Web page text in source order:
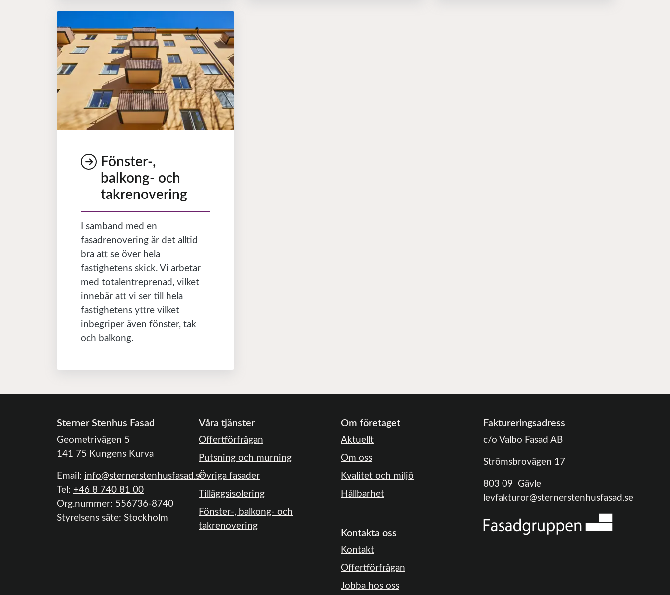
Fönster-,
balkong- och
takrenovering
I samband med en
fasadrenovering är det alltid
bra att se över hela
fastighetens skick. Vi arbetar
med totalentreprenad, vilket
innebär att vi ser till hela
fastighetens yttre vilket
inbegriper även fönster, tak
och balkong.
Sterner Stenhus Fasad
Geometrivägen 5
141 75 Kungens Kurva
Email: info@sternerstenhusfasad.se
Tel: +46 8 740 81 00
Org.nummer: 556736-8740
Styrelsens säte: Stockholm
Våra tjänster
Offertförfrågan
Putsning och murning
Övriga fasader
Tilläggsisolering
Fönster-, balkong- och
takrenovering
Om företaget
Aktuellt
Om oss
Kvalitet och miljö
Hållbarhet
Kontakta oss
Kontakt
Offertförfrågan
Jobba hos oss
Faktureringsadress
c/o Valbo Fasad AB
Strömsbrovägen 17
803 09 Gävle
levfakturor@sternerstenhusfasad.se